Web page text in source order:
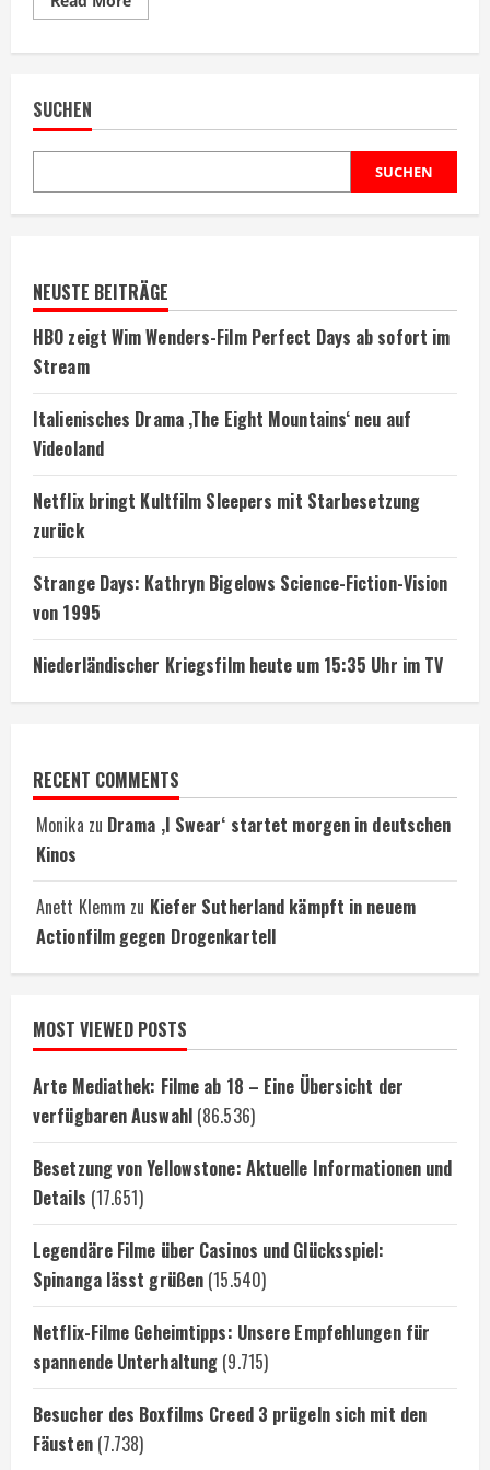
more
für
2028
SUCHEN
SUCHEN
NEUSTE BEITRÄGE
HBO zeigt Wim Wenders-Film Perfect Days ab sofort im
Stream
Italienisches Drama ‚The Eight Mountains‘ neu auf
Videoland
Netflix bringt Kultfilm Sleepers mit Starbesetzung
zurück
Strange Days: Kathryn Bigelows Science-Fiction-Vision
von 1995
Niederländischer Kriegsfilm heute um 15:35 Uhr im TV
RECENT COMMENTS
Monika zu Drama ‚I Swear‘ startet morgen in deutschen
Kinos
Anett Klemm zu Kiefer Sutherland kämpft in neuem
Actionfilm gegen Drogenkartell
MOST VIEWED POSTS
Arte Mediathek: Filme ab 18 – Eine Übersicht der
verfügbaren Auswahl (86.536)
Besetzung von Yellowstone: Aktuelle Informationen und
Details (17.651)
Legendäre Filme über Casinos und Glücksspiel:
Spinanga lässt grüßen (15.540)
Netflix-Filme Geheimtipps: Unsere Empfehlungen für
spannende Unterhaltung (9.715)
Besucher des Boxfilms Creed 3 prügeln sich mit den
Fäusten (7.738)